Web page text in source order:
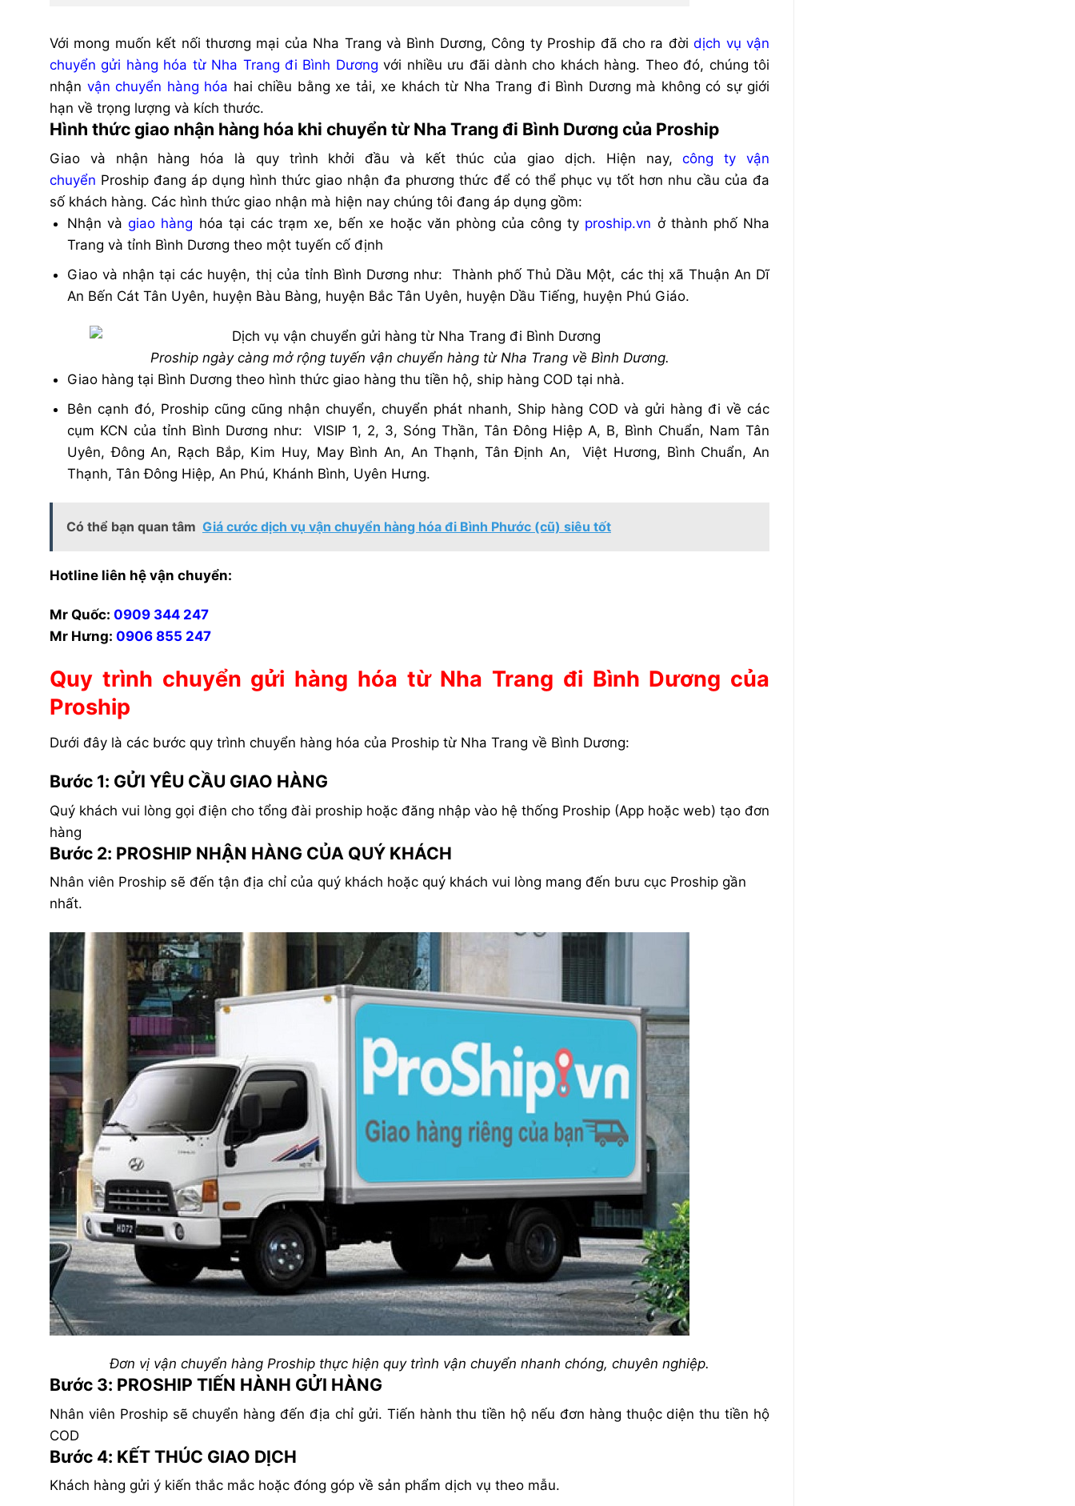
Với mong muốn kết nối thương mại của Nha Trang và Bình Dương, Công ty Proship đã cho ra đờidịch vụ vận
chuyển gửi hàng hóa từ Nha Trang đi Bình Dương với nhiều ưu đãi dành cho khách hàng. Theo đó, chúng tôi
nhận vận chuyển hàng hóa hai chiều bằng xe tải, xe khách từ Nha Trang đi Bình Dương mà không có sự giới
hạn về trọng lượng và kích thước.
Hình thức giao nhận hàng hóa khi chuyển từ Nha Trang đi Bình Dương của Proship
Giao và nhận hàng hóa là quy trình khởi đầu và kết thúc của giao dịch. Hiện nay,công ty vận
chuyển Proship đang áp dụng hình thức giao nhận đa phương thức để có thể phục vụ tốt hơn nhu cầu của đa
số khách hàng. Các hình thức giao nhận mà hiện nay chúng tôi đang áp dụng gồm:
Nhận vàgiao hàng hóa tại các trạm xe, bến xe hoặc văn phòng của công ty proship.vn ở thành phố Nha
Trang và tỉnh Bình Dương theo một tuyến cố định
Giao và nhận tại các huyện, thị của tỉnh Bình Dương như: Thành phố Thủ Dầu Một, các thị xã Thuận An Dĩ
An Bến Cát Tân Uyên, huyện Bàu Bàng, huyện Bắc Tân Uyên, huyện Dầu Tiếng, huyện Phú Giáo.
Proship ngày càng mở rộng tuyến vận chuyển hàng từ Nha Trang về Bình Dương.
Giao hàng tại Bình Dương theo hình thức giao hàng thu tiền hộ, ship hàng COD tại nhà.
Bên cạnh đó, Proship cũng cũng nhận chuyển, chuyển phát nhanh, Ship hàng COD và gửi hàng đi về các
cụm KCN của tỉnh Bình Dương như: VISIP 1, 2, 3, Sóng Thần, Tân Đông Hiệp A, B, Bình Chuẩn, Nam Tân
Uyên, Đông An, Rạch Bắp, Kim Huy, May Bình An, An Thạnh, Tân Định An, Việt Hương, Bình Chuẩn, An
Thạnh, Tân Đông Hiệp, An Phú, Khánh Bình, Uyên Hưng.
Có thể bạn quan tâm Giá cước dịch vụ vận chuyển hàng hóa đi Bình Phước (cũ) siêu tốt
Hotline liên hệ vận chuyển:
Mr Quốc: 0909 344 247
Mr Hưng: 0906 855 247
Quy trình chuyển gửi hàng hóa từ Nha Trang đi Bình Dương của
Proship
Dưới đây là các bước quy trình chuyển hàng hóa của Proship từ Nha Trang về Bình Dương:
Bước 1: GỬI YÊU CẦU GIAO HÀNG
Quý khách vui lòng gọi điện cho tổng đài proship hoặc đăng nhập vào hệ thống Proship (App hoặc web) tạo đơn
hàng
Bước 2: PROSHIP NHẬN HÀNG CỦA QUÝ KHÁCH
Nhân viên Proship sẽ đến tận địa chỉ của quý khách hoặc quý khách vui lòng mang đến bưu cục Proship gần
nhất.
Đơn vị vận chuyển hàng Proship thực hiện quy trình vận chuyển nhanh chóng, chuyên nghiệp.
Bước 3: PROSHIP TIẾN HÀNH GỬI HÀNG
Nhân viên Proship sẽ chuyển hàng đến địa chỉ gửi. Tiến hành thu tiền hộ nếu đơn hàng thuộc diện thu tiền hộ
COD
Bước 4: KẾT THÚC GIAO DỊCH
Khách hàng gửi ý kiến thắc mắc hoặc đóng góp về sản phẩm dịch vụ theo mẫu.